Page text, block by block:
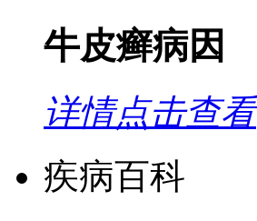
牛皮癣病因
详情点击查看
疾病百科